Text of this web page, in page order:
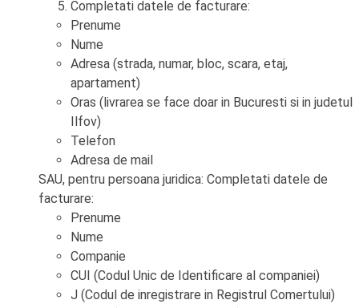
Completati datele de facturare:
Prenume
Nume
Adresa (strada, numar, bloc, scara, etaj,
apartament)
Oras (livrarea se face doar in Bucuresti si in judetul
Ilfov)
Telefon
Adresa de mail
SAU, pentru persoana juridica: Completati datele de
facturare:
Prenume
Nume
Companie
CUI (Codul Unic de Identificare al companiei)
J (Codul de inregistrare in Registrul Comertului)